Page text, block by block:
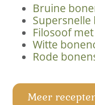
Bruine
Filosoof
Witte
Rode
Meer